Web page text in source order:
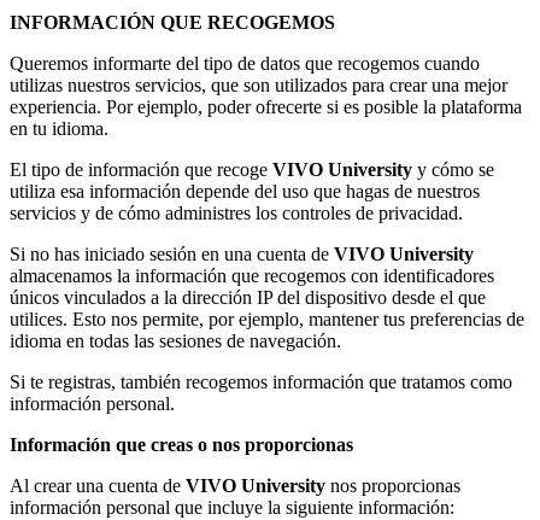
INFORMACIÓN QUE RECOGEMOS
Queremos informarte del tipo de datos que recogemos cuando
utilizas nuestros servicios, que son utilizados para crear una mejor
experiencia. Por ejemplo, poder ofrecerte si es posible la plataforma
en tu idioma.
El tipo de información que recoge VIVO University y cómo se
utiliza esa información depende del uso que hagas de nuestros
servicios y de cómo administres los controles de privacidad.
Si no has iniciado sesión en una cuenta de VIVO University
almacenamos la información que recogemos con identificadores
únicos vinculados a la dirección IP del dispositivo desde el que
utilices. Esto nos permite, por ejemplo, mantener tus preferencias de
idioma en todas las sesiones de navegación.
Si te registras, también recogemos información que tratamos como
información personal.
Información que creas o nos proporcionas
Al crear una cuenta de VIVO University nos proporcionas
información personal que incluye la siguiente información: